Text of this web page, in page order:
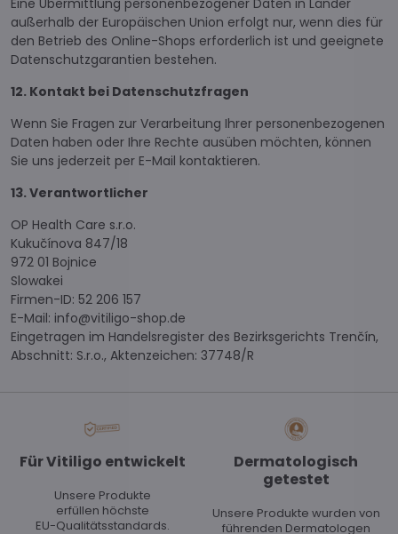
Eine Übermittlung personenbezogener Daten in Länder
außerhalb der Europäischen Union erfolgt nur, wenn dies für
den Betrieb des Online-Shops erforderlich ist und geeignete
Datenschutzgarantien bestehen.
12. Kontakt bei Datenschutzfragen
Wenn Sie Fragen zur Verarbeitung Ihrer personenbezogenen
Daten haben oder Ihre Rechte ausüben möchten, können
Sie uns jederzeit per E-Mail kontaktieren.
13. Verantwortlicher
OP Health Care s.r.o.
Kukučínova 847/18
972 01 Bojnice
Slowakei
Firmen-ID: 52 206 157
E-Mail: info@vitiligo-shop.de
Eingetragen im Handelsregister des Bezirksgerichts Trenčín,
Abschnitt: S.r.o., Aktenzeichen: 37748/R
Für Vitiligo entwickelt
Unsere Produkte
erfüllen höchste
EU-Qualitätsstandards.
Dermatologisch
getestet
Unsere Produkte wurden von
führenden Dermatologen